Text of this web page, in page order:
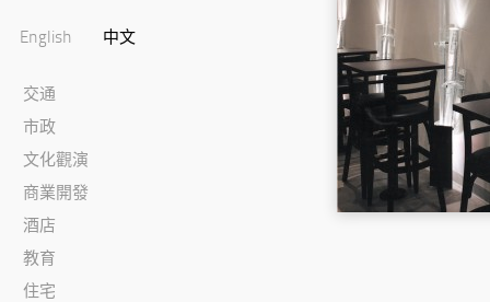
English 中文
交通
市政
文化觀演
商業開發
酒店
教育
住宅